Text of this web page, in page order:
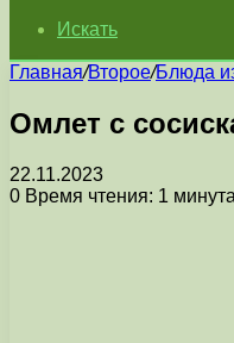
Искать
Главная/Второе/Блюда
Омлет с
22.11.2023
0 Время чтения: 1 минута